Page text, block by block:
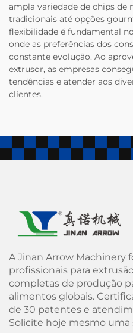
ampla variedade de chips de
tradicionais até opções
flexibilidade é fundamental
onde as preferências dos
constante evolução. Ao
extrusor, as empresas
tendências e atender aos
clientes.
A Jinan Arrow Machinery
profissionais para
completas de produção
alimentos globais.
de 30 patentes e
Solicite hoje mesmo uma